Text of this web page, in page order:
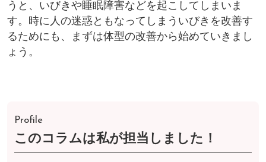
うと、いびきや睡眠障害などを起こしてしまいま
す。時に人の迷惑ともなってしまういびきを改善す
るためにも、まずは体型の改善から始めていきまし
ょう。
Profile
このコラムは私が担当しました！